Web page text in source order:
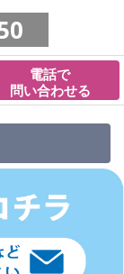
電話で
問い合わせる